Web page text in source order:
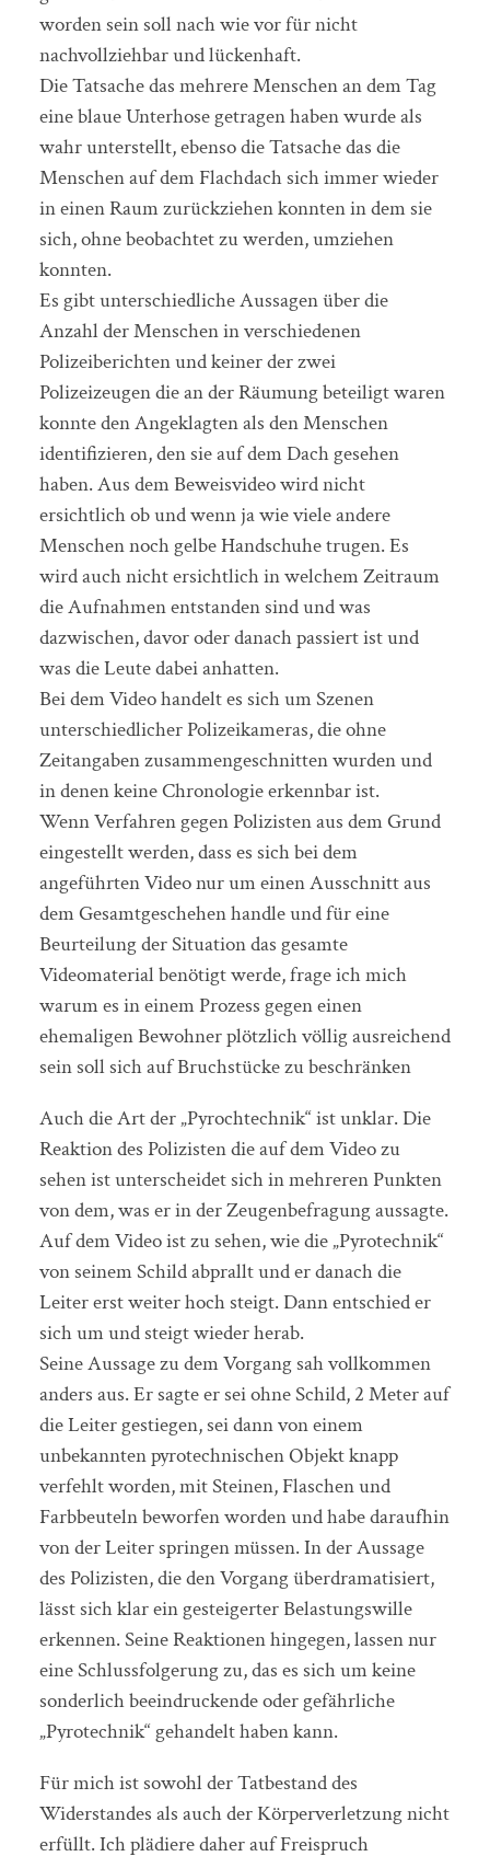
worden sein soll nach wie vor für nicht
nachvollziehbar und lückenhaft.
Die Tatsache das mehrere Menschen an dem Tag
eine blaue Unterhose getragen haben wurde als
wahr unterstellt, ebenso die Tatsache das die
Menschen auf dem Flachdach sich immer wieder
in einen Raum zurückziehen konnten in dem sie
sich, ohne beobachtet zu werden, umziehen
konnten.
Es gibt unterschiedliche Aussagen über die
Anzahl der Menschen in verschiedenen
Polizeiberichten und keiner der zwei
Polizeizeugen die an der Räumung beteiligt waren
konnte den Angeklagten als den Menschen
identifizieren, den sie auf dem Dach gesehen
haben. Aus dem Beweisvideo wird nicht
ersichtlich ob und wenn ja wie viele andere
Menschen noch gelbe Handschuhe trugen. Es
wird auch nicht ersichtlich in welchem Zeitraum
die Aufnahmen entstanden sind und was
dazwischen, davor oder danach passiert ist und
was die Leute dabei anhatten.
Bei dem Video handelt es sich um Szenen
unterschiedlicher Polizeikameras, die ohne
Zeitangaben zusammengeschnitten wurden und
in denen keine Chronologie erkennbar ist.
Wenn Verfahren gegen Polizisten aus dem Grund
eingestellt werden, dass es sich bei dem
angeführten Video nur um einen Ausschnitt aus
dem Gesamtgeschehen handle und für eine
Beurteilung der Situation das gesamte
Videomaterial benötigt werde, frage ich mich
warum es in einem Prozess gegen einen
ehemaligen Bewohner plötzlich völlig ausreichend
sein soll sich auf Bruchstücke zu beschränken
Auch die Art der „Pyrochtechnik“ ist unklar. Die
Reaktion des Polizisten die auf dem Video zu
sehen ist unterscheidet sich in mehreren Punkten
von dem, was er in der Zeugenbefragung aussagte.
Auf dem Video ist zu sehen, wie die „Pyrotechnik“
von seinem Schild abprallt und er danach die
Leiter erst weiter hoch steigt. Dann entschied er
sich um und steigt wieder herab.
Seine Aussage zu dem Vorgang sah vollkommen
anders aus. Er sagte er sei ohne Schild, 2 Meter auf
die Leiter gestiegen, sei dann von einem
unbekannten pyrotechnischen Objekt knapp
verfehlt worden, mit Steinen, Flaschen und
Farbbeuteln beworfen worden und habe daraufhin
von der Leiter springen müssen. In der Aussage
des Polizisten, die den Vorgang überdramatisiert,
lässt sich klar ein gesteigerter Belastungswille
erkennen. Seine Reaktionen hingegen, lassen nur
eine Schlussfolgerung zu, das es sich um keine
sonderlich beeindruckende oder gefährliche
„Pyrotechnik“ gehandelt haben kann.
Für mich ist sowohl der Tatbestand des
Widerstandes als auch der Körperverletzung nicht
erfüllt. Ich plädiere daher auf Freispruch